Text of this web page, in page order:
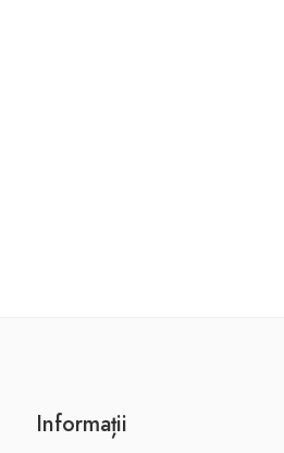
Informații